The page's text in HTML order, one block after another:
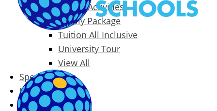
Packages & Activities
Family Package
Tuition All Inclusive
University Tour
View All
Special Offers
Prices
Blog